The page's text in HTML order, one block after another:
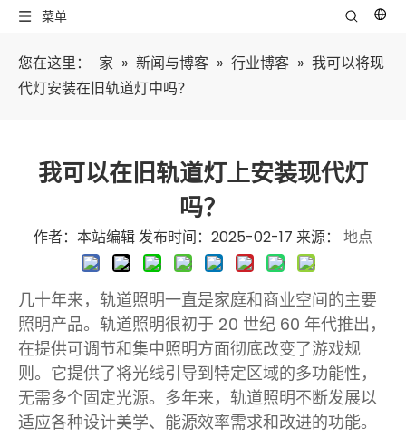
菜单
您在这里： 家 » 新闻与博客 » 行业博客 » 我可以将现
代灯安装在旧轨道灯中吗？
我可以在旧轨道灯上安装现代灯
吗？
作者：本站编辑 发布时间：2025-02-17 来源： 地点
几十年来，轨道照明一直是家庭和商业空间的主要
照明产品。轨道照明很初于 20 世纪 60 年代推出，
在提供可调节和集中照明方面彻底改变了游戏规
则。它提供了将光线引导到特定区域的多功能性，
无需多个固定光源。多年来，轨道照明不断发展以
适应各种设计美学、能源效率需求和改进的功能。